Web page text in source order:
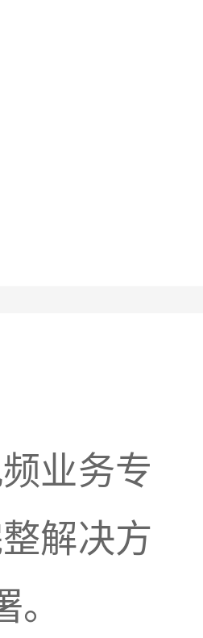
业务专
解决方